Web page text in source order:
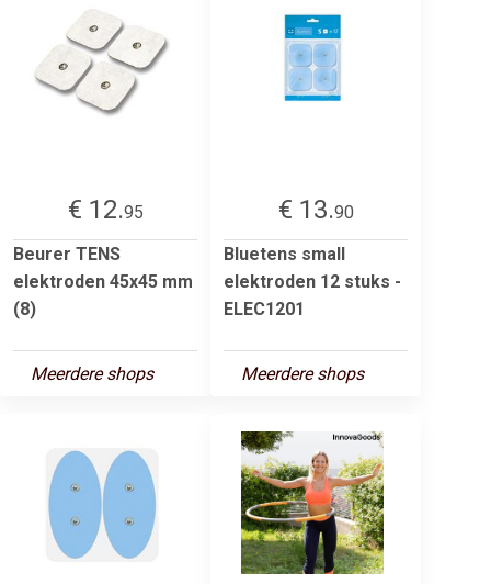
€ 12.95
Beurer TENS
elektroden 45x45 mm
(8)
Meerdere shops
€ 13.90
Bluetens small
elektroden 12 stuks -
ELEC1201
Meerdere shops